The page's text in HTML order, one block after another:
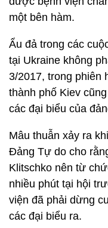
một bên hàm.
Ẩu đả trong các
tại Ukraine không
3/2017, trong phiên
thành phố Kiev
các đại biểu của
Mâu thuẫn xảy ra
Đảng Tự do cho
Klitschko nên từ
nhiều phút tại hội
viện đã phải dừng
các đại biểu ra.